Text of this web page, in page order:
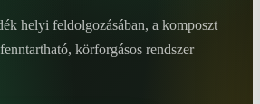
helyi feldolgozásában, a komposzt
körforgásos rendszer